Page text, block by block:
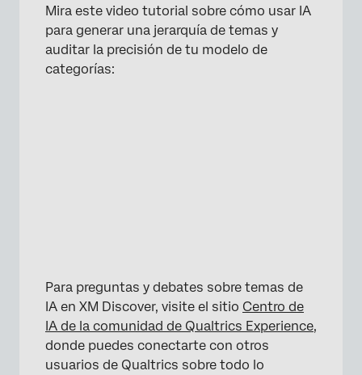
Mira este video tutorial sobre cómo usar IA
para generar una jerarquía de temas y
auditar la precisión de tu modelo de
categorías:
Para preguntas y debates sobre temas de
IA en XM Discover, visite el sitio Centro de
IA de la comunidad de Qualtrics Experience,
donde puedes conectarte con otros
usuarios de Qualtrics sobre todo lo